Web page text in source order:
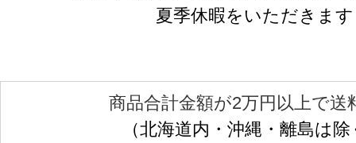
夏季休暇をいただきます
商品合計金額が2万円以上で送
（北海道内・沖縄・離島は